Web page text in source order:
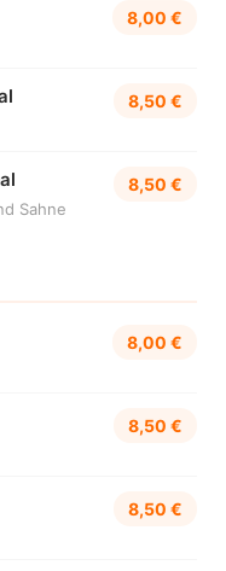
8,00 €
8,50 €
Sahne
8,50 €
8,00 €
8,50 €
8,50 €